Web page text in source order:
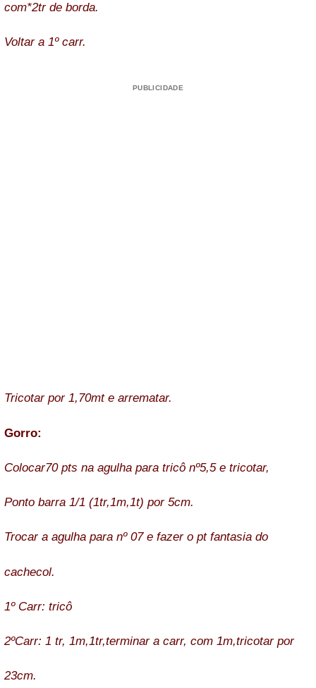
com*2tr de borda.
Voltar a 1º carr.
PUBLICIDADE
Tricotar por 1,70mt e arrematar.
Gorro:
Colocar70 pts na agulha para tricô nº5,5 e tricotar,
Ponto barra 1/1 (1tr,1m,1t) por 5cm.
Trocar a agulha para nº 07 e fazer o pt fantasia do
cachecol.
1º Carr: tricô
2ºCarr: 1 tr, 1m,1tr,terminar a carr, com 1m,tricotar por
23cm.